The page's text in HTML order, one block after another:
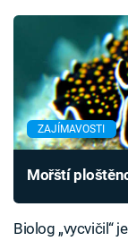
ZAJÍMAVOSTI
Mořští
Biolog „vycvičil“